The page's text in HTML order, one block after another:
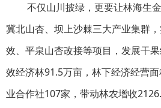
不仅山川披绿，更要让林海生
冀北山杏、坝上沙棘三大产业集群
效、平泉山杏改接等项目，发展干
效经济林91.5万亩，林下经济经营
业合作社107家，带动林农增收